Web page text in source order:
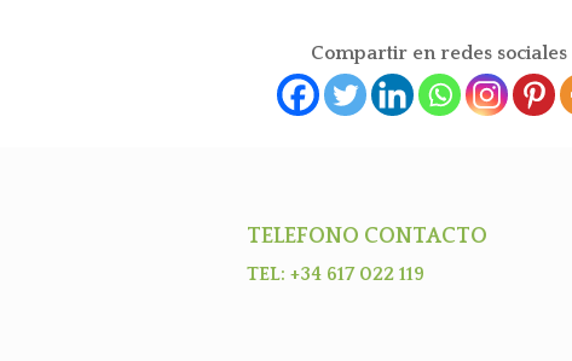
Compartir en redes sociales
TELEFONO CONTACTO
TEL: +34 617 022 119